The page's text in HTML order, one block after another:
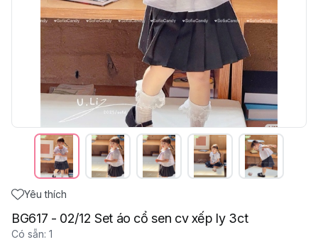
Yêu thích
BG617 - 02/12 Set áo cổ sen cv xếp ly 3ct
Có sẵn: 1